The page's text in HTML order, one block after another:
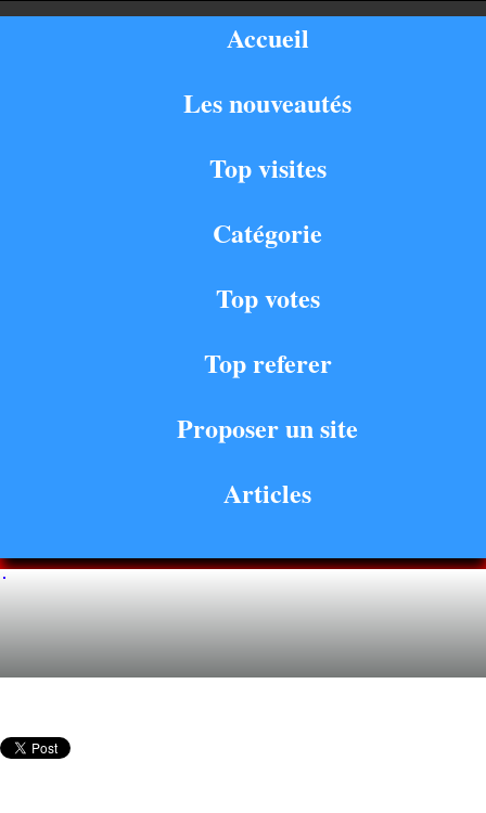
Accueil
Les nouveautés
Top visites
Catégorie
Top votes
Top referer
Proposer un site
Articles